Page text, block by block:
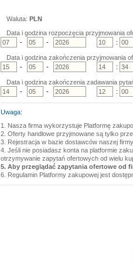
Waluta: PLN
Data i godzina rozpoczęcia przyjmowania
-
- :
Data i godzina zakończenia przyjmowania
-
- :
Data i godzina zakończenia zadawania
-
- :
Uwaga:
1. Nasza firma wykorzystuje Platformę
2. Oferty handlowe przyjmowane są tylko
3. Rejestracja w bazie dostawców naszej
4. Jeśli nie posiadasz konta na platformie
otrzymywanie zapytań ofertowych od wielu
5. Aby przeglądać zapytania ofertowe od
6. Regulamin Platformy zakupowej jest